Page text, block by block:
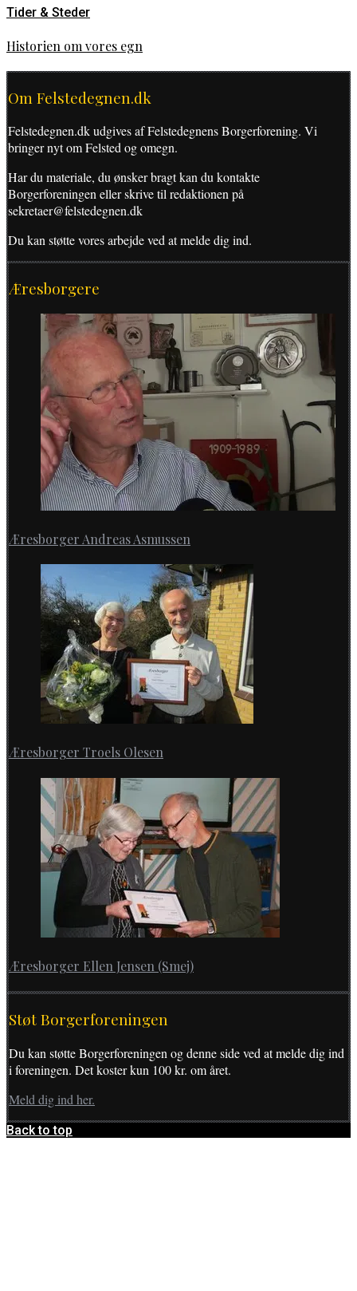
Tider & Steder
Historien om vores egn
Om Felstedegnen.dk
Felstedegnen.dk udgives af Felstedegnens Borgerforening. Vi
bringer nyt om Felsted og omegn.
Har du materiale, du ønsker bragt kan du kontakte
Borgerforeningen eller skrive til redaktionen på
sekretaer@felstedegnen.dk
Du kan støtte vores arbejde ved at melde dig ind.
Æresborgere
Æresborger Andreas Asmussen
Æresborger Troels Olesen
Æresborger Ellen Jensen (Smej)
Støt Borgerforeningen
Du kan støtte Borgerforeningen og denne side ved at melde dig ind
i foreningen. Det koster kun 100 kr. om året.
Meld dig ind her.
Back to top